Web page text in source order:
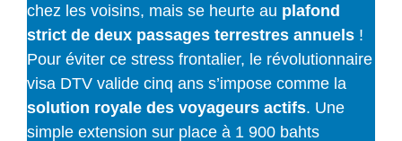
chez les voisins, mais se heurte au plafond
strict de deux passages terrestres annuels !
Pour éviter ce stress frontalier, le révolutionnaire
visa DTV valide cinq ans s’impose comme la
solution royale des voyageurs actifs. Une
simple extension sur place à 1 900 bahts